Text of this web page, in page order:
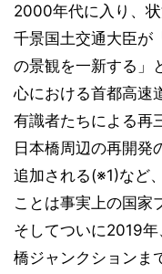
2000年代に入り、
千景国土交通大臣が
の景観を一新する」
心における首都高速
有識者たちによる再
日本橋周辺の再開発
追加される(※1)など
ことは事実上の国家
そしてついに2019
橋ジャンクションま